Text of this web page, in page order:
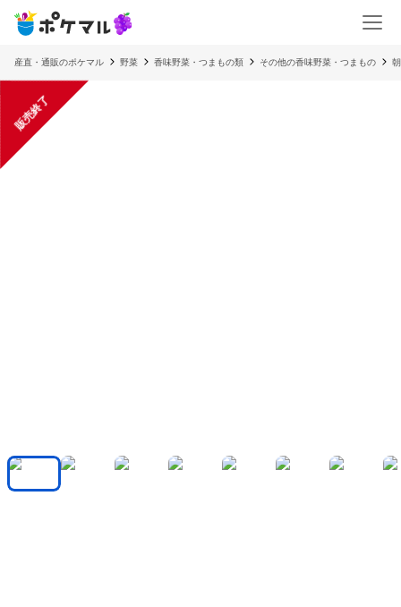
産直・通販のポケマル 野菜 香味野菜・つまもの類 その他の香味野菜・つまもの
販売終了